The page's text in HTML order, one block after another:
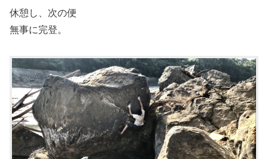
休憩し、次の便
無事に完登。